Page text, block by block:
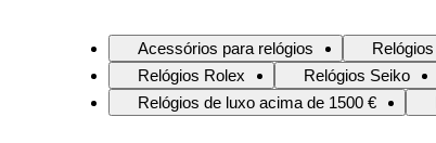
Acessórios para relógios
Relógios Rolex
Relógios Seiko
Relógios de luxo acima de 1500 €